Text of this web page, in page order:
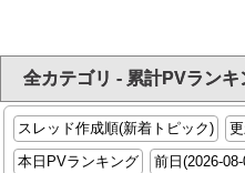
全カテゴリ - 累計PVランキ
スレッド作成順(新着トピック)
本日PVランキング
前日(2026-